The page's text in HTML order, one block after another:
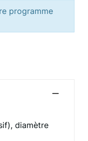
programme
diamètre